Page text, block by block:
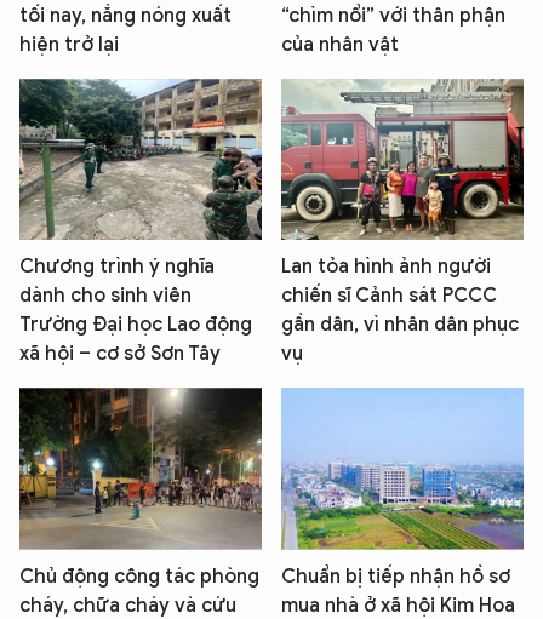
tối nay, nắng nóng xuất
hiện trở lại
“chìm nổi” với thân phận
của nhân vật
Chương trình ý nghĩa
dành cho sinh viên
Trường Đại học Lao động
xã hội – cơ sở Sơn Tây
Lan tỏa hình ảnh người
chiến sĩ Cảnh sát PCCC
gần dân, vì nhân dân phục
vụ
Chủ động công tác phòng
cháy, chữa cháy và cứu
Chuẩn bị tiếp nhận hồ sơ
mua nhà ở xã hội Kim Hoa